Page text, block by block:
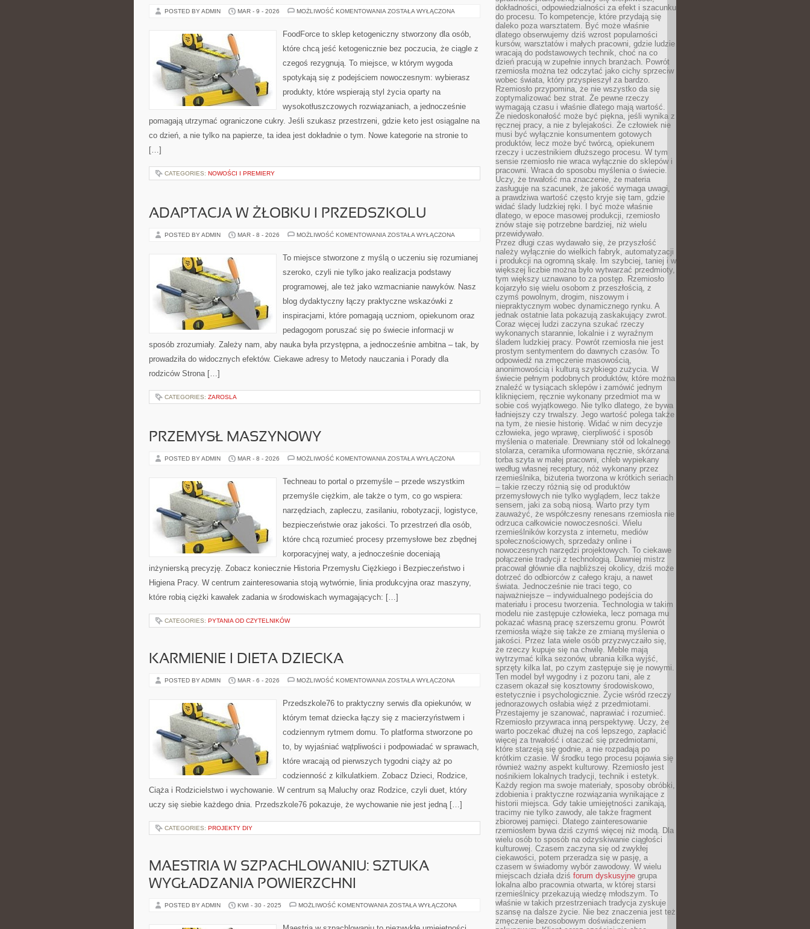
POSTED BY ADMIN MAR - 9 - 2026 MOŻLIWOŚĆ KOMENTOWANIA PLANOWANIE
ZOSTAŁA WYŁĄCZONA
FoodForce to sklep ketogeniczny stworzony dla osób,
które chcą jeść ketogenicznie bez poczucia, że ciągle z
czegoś rezygnują. To miejsce, w którym wygoda
spotykają się z podejściem nowoczesnym: wybierasz
produkty, które wspierają styl życia oparty na
wysokotłuszczowych rozwiązaniach, a jednocześnie
pomagają utrzymać ograniczone cukry. Jeśli szukasz przestrzeni, gdzie keto jest osiągalne na
co dzień, a nie tylko na papierze, ta idea jest dokładnie o tym. Nowe kategorie na stronie to
[…]
CATEGORIES: NOWOŚCI I PREMIERY
ADAPTACJA W ŻŁOBKU I PRZEDSZKOLU
POSTED BY ADMIN MAR - 8 - 2026 MOŻLIWOŚĆ KOMENTOWANIA ADAPTACJA
PRZEDSZKOLU
ZOSTAŁA WYŁĄCZONA
To miejsce stworzone z myślą o uczeniu się rozumianej
szeroko, czyli nie tylko jako realizacja podstawy
programowej, ale też jako wzmacnianie nawyków. Nasz
blog dydaktyczny łączy praktyczne wskazówki z
inspiracjami, które pomagają uczniom, opiekunom oraz
pedagogom poruszać się po świecie informacji w
sposób zrozumiały. Zależy nam, aby nauka była przystępna, a jednocześnie ambitna – tak, by
prowadziła do widocznych efektów. Ciekawe adresy to Metody nauczania i Porady dla
rodziców Strona […]
CATEGORIES: ZAROSLA
PRZEMYSŁ MASZYNOWY
POSTED BY ADMIN MAR - 8 - 2026 MOŻLIWOŚĆ KOMENTOWANIA PRZEMYSŁ
ZOSTAŁA WYŁĄCZONA
Techneau to portal o przemyśle – przede wszystkim
przemyśle ciężkim, ale także o tym, co go wspiera:
narzędziach, zapleczu, zasilaniu, robotyzacji, logistyce,
bezpieczeństwie oraz jakości. To przestrzeń dla osób,
które chcą rozumieć procesy przemysłowe bez zbędnej
korporacyjnej waty, a jednocześnie doceniają
inżynierską precyzję. Zobacz koniecznie Historia Przemysłu Ciężkiego i Bezpieczeństwo i
Higiena Pracy. W centrum zainteresowania stoją wytwórnie, linia produkcyjna oraz maszyny,
które robią ciężki kawałek zadania w środowiskach wymagających: […]
CATEGORIES: PYTANIA OD CZYTELNIKÓW
KARMIENIE I DIETA DZIECKA
POSTED BY ADMIN MAR - 6 - 2026 MOŻLIWOŚĆ KOMENTOWANIA KARMIENIE
DZIECKA
ZOSTAŁA WYŁĄCZONA
Przedszkole76 to praktyczny serwis dla opiekunów, w
którym temat dziecka łączy się z macierzyństwem i
codziennym rytmem domu. To platforma stworzone po
to, by wyjaśniać wątpliwości i podpowiadać w sprawach,
które wracają od pierwszych tygodni ciąży aż po
codzienność z kilkulatkiem. Zobacz Dzieci, Rodzice,
Ciąża i Rodzicielstwo i wychowanie. W centrum są Maluchy oraz Rodzice, czyli duet, który
uczy się siebie każdego dnia. Przedszkole76 pokazuje, że wychowanie nie jest jedną […]
CATEGORIES: PROJEKTY DIY
MAESTRIA W SZPACHLOWANIU: SZTUKA
WYGŁADZANIA POWIERZCHNI
POSTED BY ADMIN KWI - 30 - 2025 MOŻLIWOŚĆ KOMENTOWANIA MAESTRIA
SZTUKA
ZOSTAŁA WYŁĄCZONA
dokładności, odpowiedzialności za efekt i szacunku
do procesu. To kompetencje, które przydają się
daleko poza warsztatem. Być może właśnie
dlatego obserwujemy dziś wzrost popularności
kursów, warsztatów i małych pracowni, gdzie ludzie
wracają do podstawowych technik, choć na co
dzień pracują w zupełnie innych branżach. Powrót
rzemiosła można też odczytać jako cichy sprzeciw
wobec świata, który przyspieszył za bardzo.
Rzemiosło przypomina, że nie wszystko da się
zoptymalizować bez strat. Że pewne rzeczy
wymagają czasu i właśnie dlatego mają wartość.
Że niedoskonałość może być piękna, jeśli wynika z
ręcznej pracy, a nie z bylejakości. Że człowiek nie
musi być wyłącznie konsumentem gotowych
produktów, lecz może być twórcą, opiekunem
rzeczy i uczestnikiem dłuższego procesu. W tym
sensie rzemiosło nie wraca wyłącznie do sklepów i
pracowni. Wraca do sposobu myślenia o świecie.
Uczy, że trwałość ma znaczenie, że materia
zasługuje na szacunek, że jakość wymaga uwagi,
a prawdziwa wartość często kryje się tam, gdzie
widać ślady ludzkiej ręki. I być może właśnie
dlatego, w epoce masowej produkcji, rzemiosło
znów staje się potrzebne bardziej, niż wielu
przewidywało.
Przez długi czas wydawało się, że przyszłość
należy wyłącznie do wielkich fabryk, automatyzacji
i produkcji na ogromną skalę. Im szybciej, taniej i w
większej liczbie można było wytwarzać przedmioty,
tym większy uznawano to za postęp. Rzemiosło
kojarzyło się wielu osobom z przeszłością, z
czymś powolnym, drogim, niszowym i
niepraktycznym wobec dynamicznego rynku. A
jednak ostatnie lata pokazują zaskakujący zwrot.
Coraz więcej ludzi zaczyna szukać rzeczy
wykonanych starannie, lokalnie i z wyraźnym
śladem ludzkiej pracy. Powrót rzemiosła nie jest
prostym sentymentem do dawnych czasów. To
odpowiedź na zmęczenie masowością,
anonimowością i kulturą szybkiego zużycia. W
świecie pełnym podobnych produktów, które można
znaleźć w tysiącach sklepów i zamówić jednym
kliknięciem, ręcznie wykonany przedmiot ma w
sobie coś wyjątkowego. Nie tylko dlatego, że bywa
ładniejszy czy trwalszy. Jego wartość polega także
na tym, że niesie historię. Widać w nim decyzje
człowieka, jego wprawę, cierpliwość i sposób
myślenia o materiale. Drewniany stół od lokalnego
stolarza, ceramika uformowana ręcznie, skórzana
torba szyta w małej pracowni, chleb wypiekany
według własnej receptury, nóż wykonany przez
rzemieślnika, biżuteria tworzona w krótkich seriach
– takie rzeczy różnią się od produktów
przemysłowych nie tylko wyglądem, lecz także
sensem, jaki za sobą niosą. Warto przy tym
zauważyć, że współczesny renesans rzemiosła nie
odrzuca całkowicie nowoczesności. Wielu
rzemieślników korzysta z internetu, mediów
społecznościowych, sprzedaży online i
nowoczesnych narzędzi projektowych. To ciekawe
połączenie tradycji z technologią. Dawniej mistrz
pracował głównie dla najbliższej okolicy, dziś może
dotrzeć do odbiorców z całego kraju, a nawet
świata. Jednocześnie nie traci tego, co
najważniejsze – indywidualnego podejścia do
materiału i procesu tworzenia. Technologia w takim
modelu nie zastępuje człowieka, lecz pomaga mu
pokazać własną pracę szerszemu gronu. Powrót
rzemiosła wiąże się także ze zmianą myślenia o
jakości. Przez lata wiele osób przyzwyczaiło się,
że rzeczy kupuje się na chwilę. Meble mają
wytrzymać kilka sezonów, ubrania kilka wyjść,
sprzęty kilka lat, po czym zastępuje się je nowymi.
Ten model był wygodny i z pozoru tani, ale z
czasem okazał się kosztowny środowiskowo,
estetycznie i psychologicznie. Życie wśród rzeczy
jednorazowych osłabia więź z przedmiotami.
Przestajemy je szanować, naprawiać i rozumieć.
Rzemiosło przywraca inną perspektywę. Uczy, że
warto poczekać dłużej na coś lepszego, zapłacić
więcej za trwałość i otaczać się przedmiotami,
które starzeją się godnie, a nie rozpadają po
krótkim czasie. W środku tego procesu pojawia się
również ważny aspekt kulturowy. Rzemiosło jest
nośnikiem lokalnych tradycji, technik i estetyk.
Każdy region ma swoje materiały, sposoby obróbki,
zdobienia i praktyczne rozwiązania wynikające z
historii miejsca. Gdy takie umiejętności zanikają,
tracimy nie tylko zawody, ale także fragment
zbiorowej pamięci. Dlatego zainteresowanie
rzemiosłem bywa dziś czymś więcej niż modą. Dla
wielu osób to sposób na odzyskiwanie ciągłości
kulturowej. Czasem zaczyna się od zwykłej
ciekawości, potem przeradza się w pasję, a
czasem w świadomy wybór zawodowy. W wielu
miejscach działa dziś forum dyskusyjne grupa
lokalna albo pracownia otwarta, w której starsi
rzemieślnicy przekazują wiedzę młodszym. To
właśnie w takich przestrzeniach tradycja zyskuje
szansę na dalsze życie. Nie bez znaczenia jest też
zmęczenie bezosobowym doświadczeniem